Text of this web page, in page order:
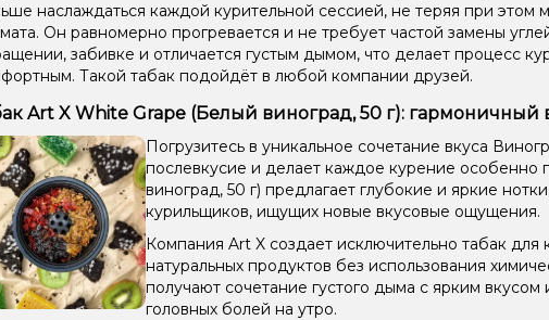
наслаждаться каждой курительной сессией, не теряя при этом
Он равномерно прогревается и не требует частой замены
забивке и отличается густым дымом, что делает процесс
Такой табак подойдёт в любой компании друзей.
Art X White Grape (Белый виноград, 50 г): гармоничный
Погрузитесь в уникальное сочетание вкуса
послевкусие и делает каждое курение особенно
виноград, 50 г) предлагает глубокие и яркие
курильщиков, ищущих новые вкусовые ощущения.
Компания Art X создает исключительно табак для
натуральных продуктов без использования
получают сочетание густого дыма с ярким
головных болей на утро.